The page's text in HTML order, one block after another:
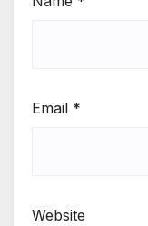
Email *
Website